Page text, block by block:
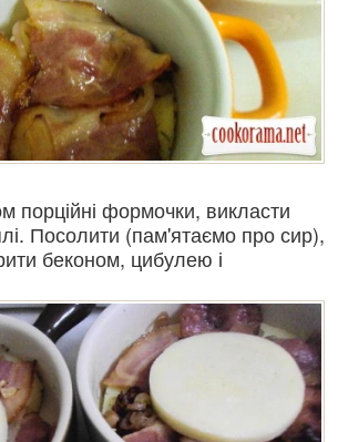
порційні формочки, викласти
Посолити (пам'ятаємо про сир),
беконом, цибулею і